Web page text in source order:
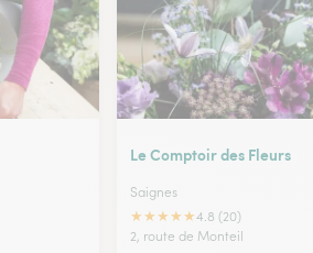
Le Comptoir des Fleurs
Saignes
★★★★★4.8 (20)
2, route de Monteil